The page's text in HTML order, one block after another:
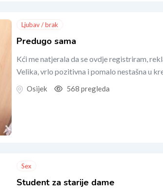
Ljubav / brak
Predugo sama
Kći me natjerala da se ovdje registriram,
Velika, vrlo pozitivna i pomalo nestašna u
Osijek 568 pregleda
Sex
Student za starije dame